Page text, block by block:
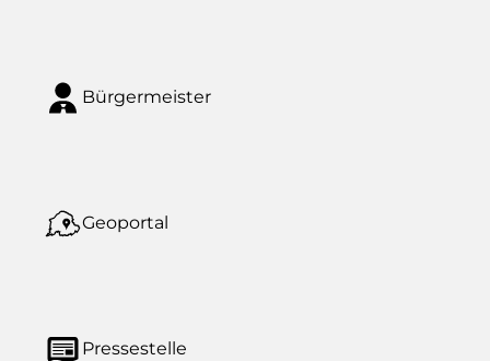
Bürgermeister
Geoportal
Pressestelle